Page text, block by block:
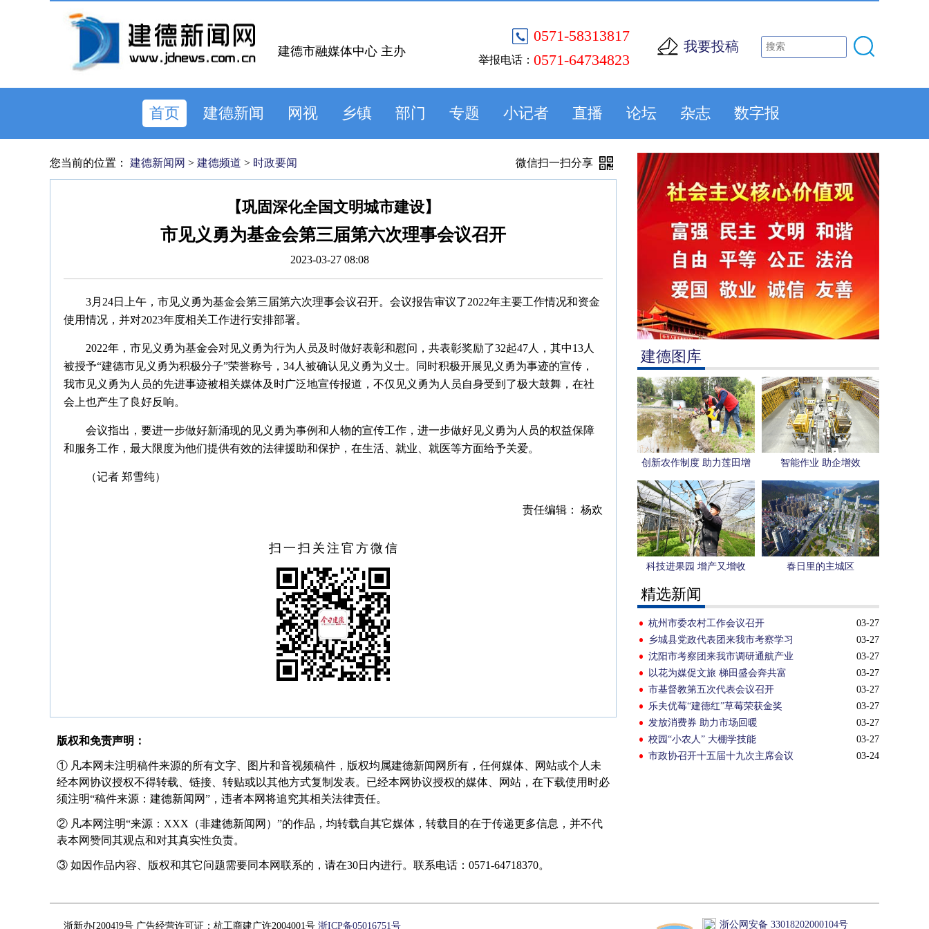
0571-58313817
举报电话： 0571-64734823
我要投稿
建德市融媒体中心 主办
首页 建德新闻 网视 乡镇 部门 专题 小记者 直播 论坛 杂志 数字报
建德图库
创新农作制度 助力莲田增
收
智能作业 助企增效
科技进果园 增产又增收 春日里的主城区
精选新闻
03-27
杭州市委农村工作会议召开
03-27
乡城县党政代表团来我市考察学习
03-27
沈阳市考察团来我市调研通航产业
03-27
以花为媒促文旅 梯田盛会奔共富
03-27
市基督教第五次代表会议召开
03-27
乐夫优莓“建德红”草莓荣获金奖
03-27
发放消费券 助力市场回暖
03-27
校园“小农人” 大棚学技能
03-24
市政协召开十五届十九次主席会议
您当前的位置： 建德新闻网 > 建德频道 > 时政要闻 微信扫一扫分享
【巩固深化全国文明城市建设】
市见义勇为基金会第三届第六次理事会议召开
2023-03-27 08:08
3月24日上午，市见义勇为基金会第三届第六次理事会议召开。会议报告审议了2022年主要工作情况和资金
使用情况，并对2023年度相关工作进行安排部署。
2022年，市见义勇为基金会对见义勇为行为人员及时做好表彰和慰问，共表彰奖励了32起47人，其中13人
被授予“建德市见义勇为积极分子”荣誉称号，34人被确认见义勇为义士。同时积极开展见义勇为事迹的宣传，
我市见义勇为人员的先进事迹被相关媒体及时广泛地宣传报道，不仅见义勇为人员自身受到了极大鼓舞，在社
会上也产生了良好反响。
会议指出，要进一步做好新涌现的见义勇为事例和人物的宣传工作，进一步做好见义勇为人员的权益保障
和服务工作，最大限度为他们提供有效的法律援助和保护，在生活、就业、就医等方面给予关爱。
（记者 郑雪纯）
责任编辑： 杨欢
扫一扫关注官方微信
版权和免责声明：
① 凡本网未注明稿件来源的所有文字、图片和音视频稿件，版权均属建德新闻网所有，任何媒体、网站或个人未
经本网协议授权不得转载、链接、转贴或以其他方式复制发表。已经本网协议授权的媒体、网站，在下载使用时必
须注明“稿件来源：建德新闻网”，违者本网将追究其相关法律责任。
② 凡本网注明“来源：XXX（非建德新闻网）”的作品，均转载自其它媒体，转载目的在于传递更多信息，并不代
表本网赞同其观点和对其真实性负责。
③ 如因作品内容、版权和其它问题需要同本网联系的，请在30日内进行。联系电话：0571-64718370。
浙公网安备 33018202000104号
浙新办[2004]9号 广告经营许可证：杭工商建广许2004001号 浙ICP备05016751号